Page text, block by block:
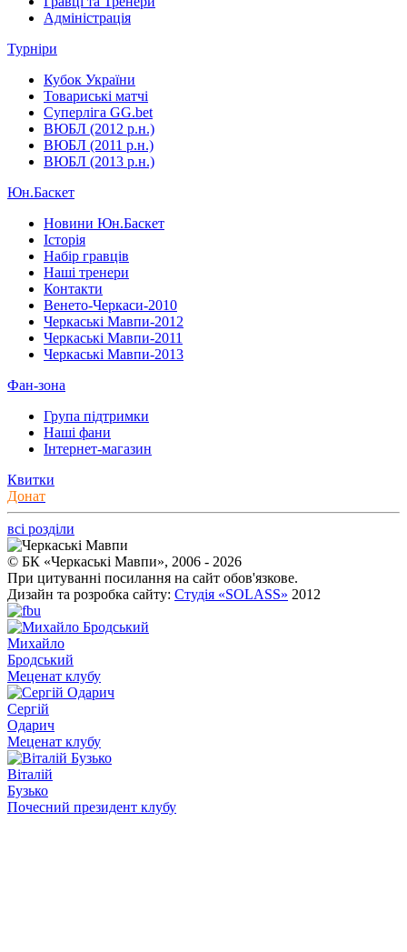
Адміністрація
Турніри
Кубок України
Товариські матчі
Суперліга GG.bet
ВЮБЛ (2012 р.н.)
ВЮБЛ (2011 р.н.)
ВЮБЛ (2013 р.н.)
Юн.Баскет
Новини Юн.Баскет
Історія
Набір гравців
Наші тренери
Контакти
Венето-Черкаси-2010
Черкаські Мавпи-2012
Черкаські Мавпи-2011
Черкаські Мавпи-2013
Фан-зона
Група підтримки
Наші фани
Інтернет-магазин
Квитки
Донат
всі розділи
© БК «Черкаські Мавпи», 2006 - 2026
При цитуванні посилання на сайт обов'язкове.
Дизайн та розробка сайту: Студія «SOLASS» 2012
Михайло
Бродський
Меценат клубу
Сергій
Одарич
Меценат клубу
Віталій
Бузько
Почесний президент клубу